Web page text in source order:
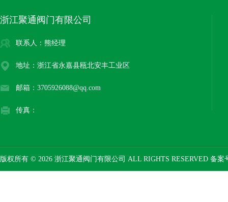
浙江聚通阀门有限公司
联系人：熊经理
地址：浙江省永嘉县瓯北安丰工业区
邮箱：3705926088@qq.com
传真：
版权所有 © 2026 浙江聚通阀门有限公司 ALL RIGHTS RESERVED 备案